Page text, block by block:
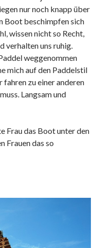
nur noch knapp über
Boot beschimpfen sich
wissen nicht so Recht,
verhalten uns ruhig.
weggenommen
mich auf den Paddelstil
fahren zu einer anderen
Langsam und
Frau das Boot unter den
Frauen das so